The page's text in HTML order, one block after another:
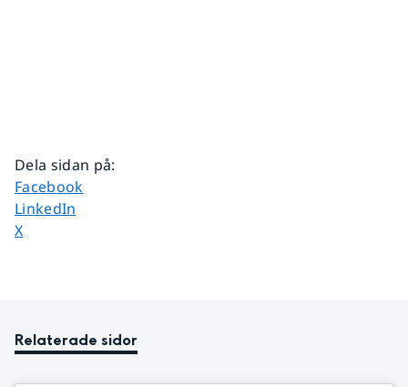
Dela sidan på:
Dela sidan på
Facebook
Dela sidan på
LinkedIn
Dela sidan på
X
Relaterade sidor